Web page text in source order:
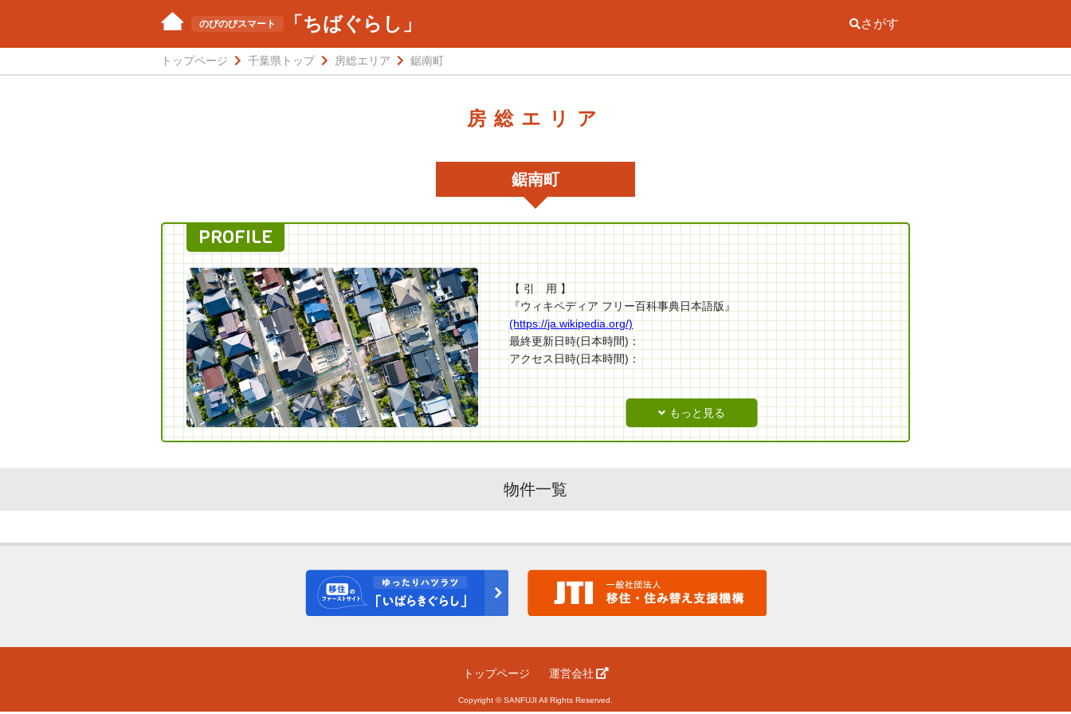
のびのびスマート 「ちばぐらし」 さがす
トップページ 千葉県トップ 房総エリア 鋸南町
房総エリア
鋸南町
PROFILE
【 引 用 】
『ウィキペディア フリー百科事典日本語版』
(https://ja.wikipedia.org/)
最終更新日時(日本時間)：
アクセス日時(日本時間)：
物件一覧
トップページ 運営会社
Copyright © SANFUJI All Rights Reserved.